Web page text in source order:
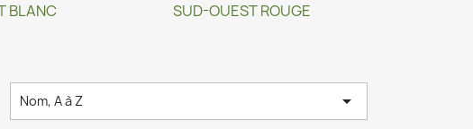
BLANC SUD-OUEST ROUGE
Nom, A à Z 